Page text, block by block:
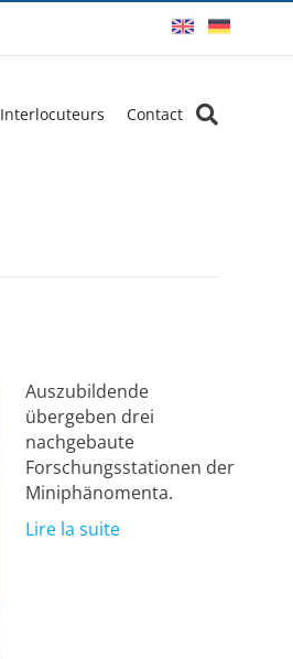
Interlocuteurs Contact
Auszubildende
übergeben drei
nachgebaute
Forschungsstationen der
Miniphänomenta.
Lire la suite